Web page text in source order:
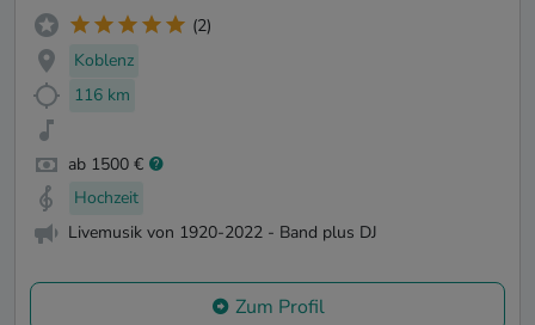
(2)
Koblenz
116 km
ab 1500 €
Hochzeit
Livemusik von 1920-2022 - Band plus DJ
Zum Profil